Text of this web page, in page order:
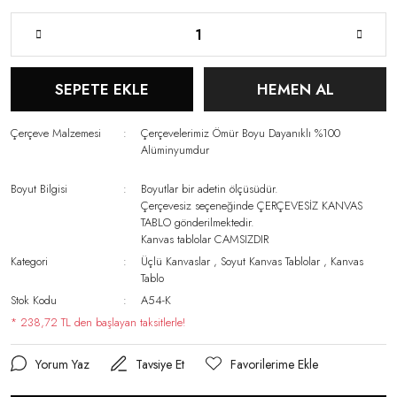
SEPETE EKLE HEMEN AL
Çerçeve Malzemesi
Çerçevelerimiz Ömür Boyu Dayanıklı %100
Alüminyumdur
Boyut Bilgisi
Boyutlar bir adetin ölçüsüdür.
Çerçevesiz seçeneğinde ÇERÇEVESİZ KANVAS
TABLO gönderilmektedir.
Kanvas tablolar CAMSIZDIR
Kategori
Üçlü Kanvaslar ,Soyut Kanvas Tablolar , Kanvas
Tablo
Stok Kodu
A54-K
* 238,72 TL den başlayan taksitlerle!
Yorum Yaz Tavsiye Et